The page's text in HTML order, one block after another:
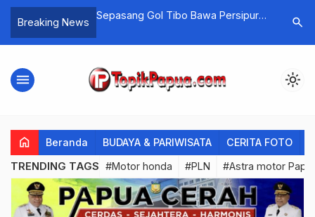
Breaking News
Sepasang Gol Tibo Bawa Persipura
Bawa
search
menu light_mode
home Beranda BUDAYA & PARIWISATA CERITA FOTO
TRENDING TAGS #Motor honda #PLN #Astra motor